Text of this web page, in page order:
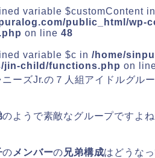
variable $customContent in
public_html/wp-
on line 48
variable $c in /home/
jin-child/functions.php on
ーズJr.の７人組アイドルグルー
のようで素敵なグループですよね
の メンバーの 兄弟構成はどうな